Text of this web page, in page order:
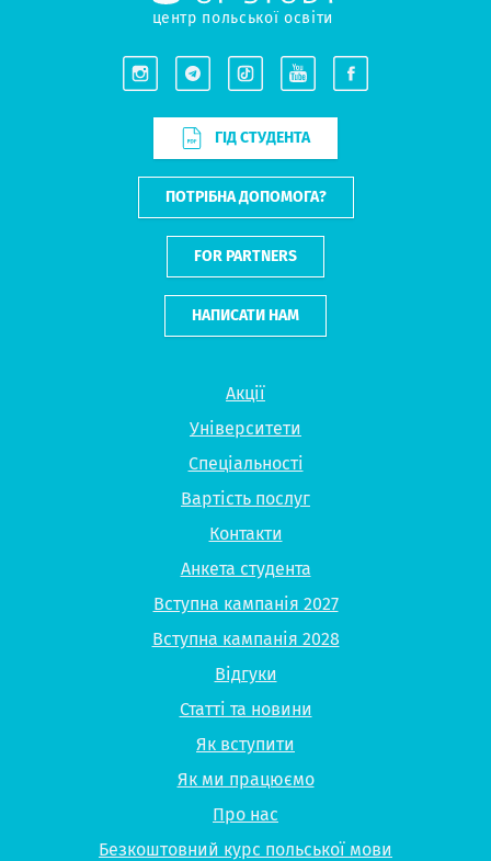
Акції
Університети
Спеціальності
Вартість послуг
Контакти
Анкета студента
Вступна кампанія 2027
Вступна кампанія 2028
Відгуки
Статті та новини
Як вступити
Як ми працюємо
Про нас
Безкоштовний курс польської мови
центр польської освіти
ГІД СТУДЕНТА
ПОТРІБНА ДОПОМОГА?
FOR PARTNERS
НАПИСАТИ НАМ